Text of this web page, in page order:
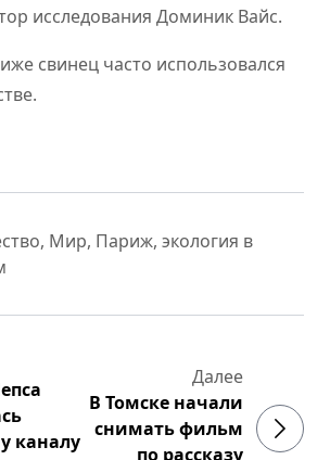
исследования Доминик Вайс.
свинец часто использовался
, Мир, Париж, экология в
каналу
Далее
В Томске начали
снимать фильм
по рассказу